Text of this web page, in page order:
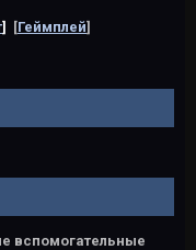
] [Геймплей]
вспомогательные